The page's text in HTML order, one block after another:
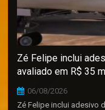
Zé Felipe inclui
avaliado em R$ 35
06/08/2026
Zé Felipe inclui adesivo